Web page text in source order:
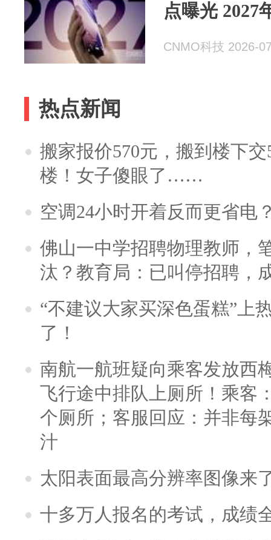
点曝光 2027
CNMO科技 2026-
热点新闻
搬家报价570元，搬到楼下
楼！女子傻眼了……
空调24小时开着反而更省电
佛山一中学招聘物理教师，
汰？教育局：已叫停招聘，
“不建议大家买深色蛋糕”上
了！
南航一航班疑向乘客发放西
飞行途中排队上厕所！乘客
个厕所；客服回应：并非每
汁
太阳表面最高分辨率图像来
十多万人报名的考试，成绩